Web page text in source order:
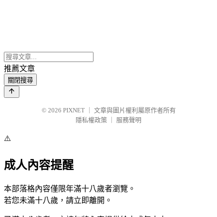
推薦文章
關閉搜尋
© 2026 PIXNET
文章與圖片權利屬原作者所有
隱私權政策
服務聲明
⚠️
成人內容提醒
本部落格內容僅限年滿十八歲者瀏覽。
若您未滿十八歲，請立即離開。